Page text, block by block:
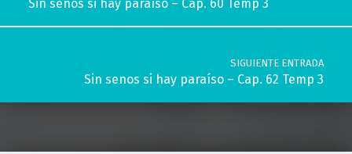
Sin senos si hay paraíso – Cap. 60 Temp 3
SIGUIENTE ENTRADA
Sin senos si hay paraíso – Cap. 62 Temp 3